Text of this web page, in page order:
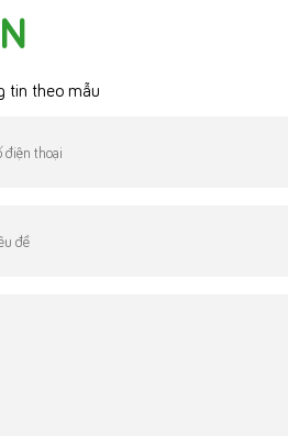
tin theo mẫu